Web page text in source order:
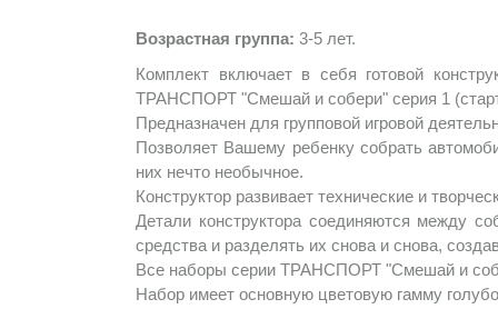
Возрастная группа: 3-5 лет.
Комплект включает в себя готовой
ТРАНСПОРТ "Смешай и собери" серия 1
Предназначен для групповой игровой
Позволяет Вашему ребенку собрать
них нечто необычное.
Конструктор развивает технические и
Детали конструктора соединяются между
средства и разделять их снова и снова,
Все наборы серии ТРАНСПОРТ "Смешай и
Набор имеет основную цветовую гамму